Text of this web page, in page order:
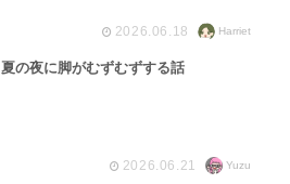
2026.06.18 Harriet
夏の夜に脚がむずむずする話
2026.06.21 Yuzu